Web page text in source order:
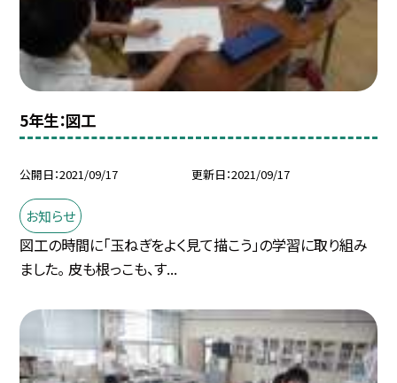
5年生：図工
公開日 2021/09/17 更新日 2021/09/17
お知らせ
図工の時間に「玉ねぎをよく見て描こう」の学習に取り組み
ました。 皮も根っこも、す...